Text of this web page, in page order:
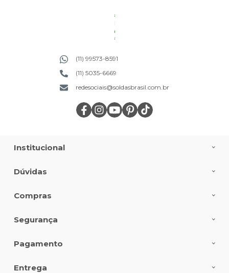
(11) 99573-8591
(11) 5035-6669
redesociais@soldasbrasil.com.br
Institucional
Dúvidas
Compras
Segurança
Pagamento
Entrega